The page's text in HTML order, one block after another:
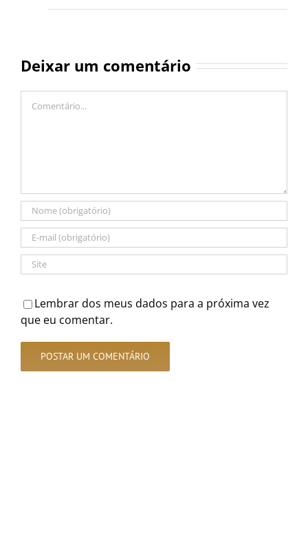
Deixar um comentário
Lembrar dos meus dados para a próxima vez
que eu comentar.